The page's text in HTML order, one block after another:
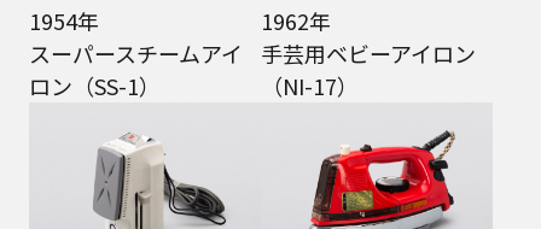
1954年
スーパースチームアイ
ロン（SS-1）
1962年
手芸用ベビーアイロン
（NI-17）